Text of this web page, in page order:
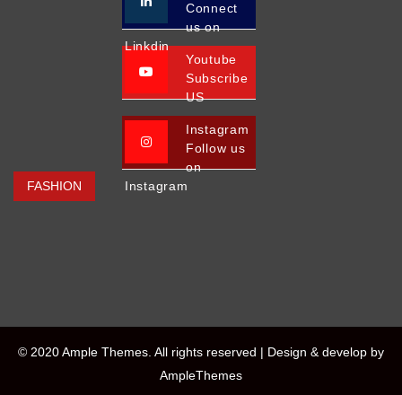
FASHION
Connect
us on
Linkdin
Youtube
Subscribe
US
Instagram
Follow us
on
Instagram
© 2020 Ample Themes. All rights reserved | Design & develop by
AmpleThemes